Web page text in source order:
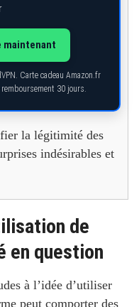
Carte cadeau Amazon.fr
30 jours.
la légitimité des
indésirables et
de
en question
à l’idée d’utiliser
peut comporter des